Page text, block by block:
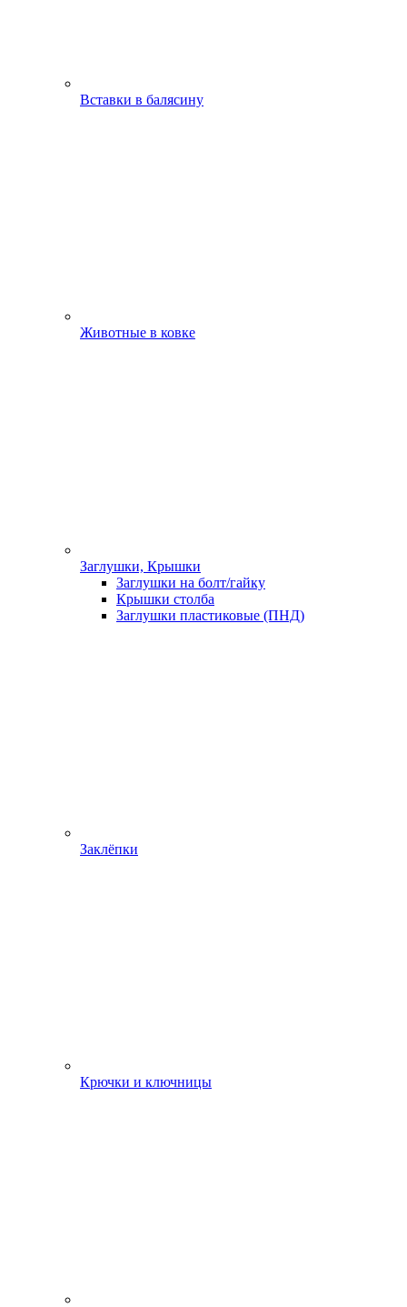
Вставки в балясину
Животные в ковке
Заглушки, Крышки
Заглушки на болт/гайку
Крышки столба
Заглушки пластиковые (ПНД)
Заклёпки
Крючки и ключницы